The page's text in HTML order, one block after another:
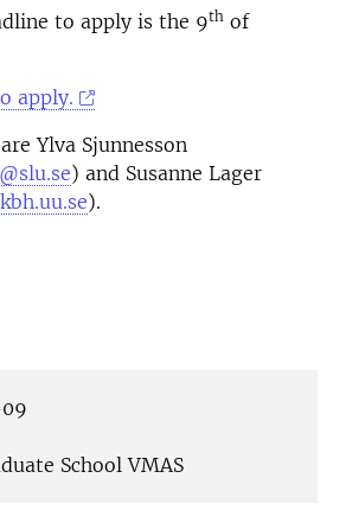
to apply is the 9th of
apply.
Ylva Sjunnesson
) and Susanne Lager
).
School VMAS